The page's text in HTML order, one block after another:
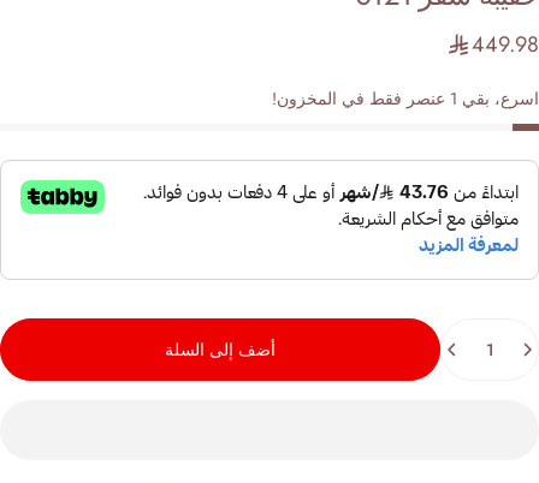
1 عنصر فقط في المخزون!
أضف إلى السلة